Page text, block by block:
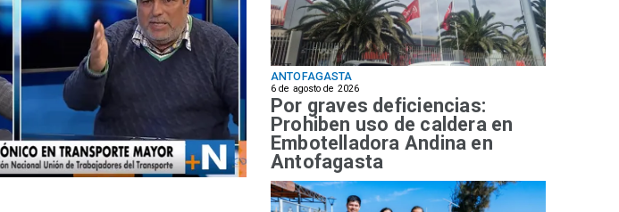
ANTOFAGASTA
6 de agosto de 2026
Por graves deficiencias:
Prohiben uso de caldera en
Embotelladora Andina en
Antofagasta